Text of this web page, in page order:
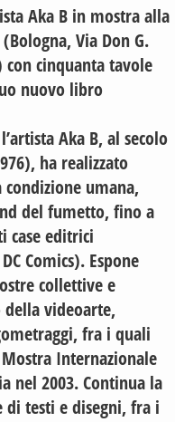
Aka B in mostra alla
Via Don G.
cinquanta tavole
nuovo libro
Aka B, al secolo
ha realizzato
umana,
del fumetto, fino a
case editrici
Comics). Espone
collettive e
videoarte,
fra i quali
Internazionale
nel 2003. Continua la
di testi e disegni, fra i